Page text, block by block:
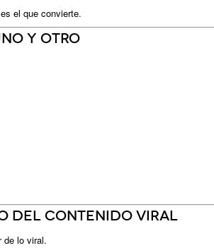
el que convierte.
y otro
del contenido viral
de lo viral.